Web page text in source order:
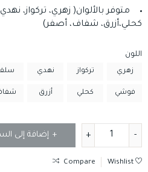
متوفر بالألوان( زهري، تركواز،
كحلي،أزرق، شفاف، أصفر)
اللون
زهري تركواز نهدي
فوشي كحلي أزرق
إضافة إلى
Wishlist
Compare